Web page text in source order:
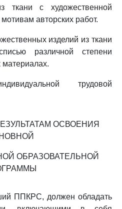
ткани с художественной
авторских работ.
изделий из ткани
различной степени
материалах.
трудовой
ОСВОЕНИЯ
ОБРАЗОВАТЕЛЬНОЙ
ППКРС, должен обладать